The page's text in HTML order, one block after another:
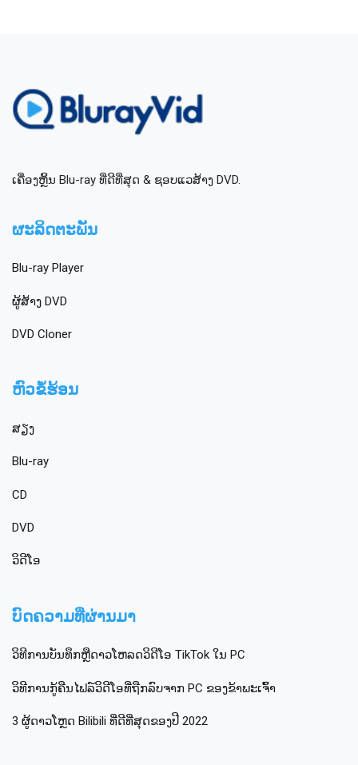
ເຄື່ອງຫຼິ້ນ Blu-ray ທີ່ດີທີ່ສຸດ & ຊອບແວສ້າງ DVD.
ຜະລິດຕະພັນ
Blu-ray Player
ຜູ້ສ້າງ DVD
DVD Cloner
ຫົວຂໍ້ຮ້ອນ
ສຽງ
Blu-ray
CD
DVD
ວິດີໂອ
ບົດຄວາມທີ່ຜ່ານມາ
ວິທີການບັນທຶກຫຼືດາວໂຫລດວິດີໂອ TikTok ໃນ PC
ວິ​ທີ​ການ​ກູ້​ຄືນ​ໄຟລ​໌​ວິ​ດີ​ໂອ​ທີ່​ຖືກ​ລົບ​ຈາກ PC ຂອງ​ຂ້າ​ພະ​ເຈົ້າ​
3 ຜູ້ດາວໂຫຼດ Bilibili ທີ່ດີທີ່ສຸດຂອງປີ 2022